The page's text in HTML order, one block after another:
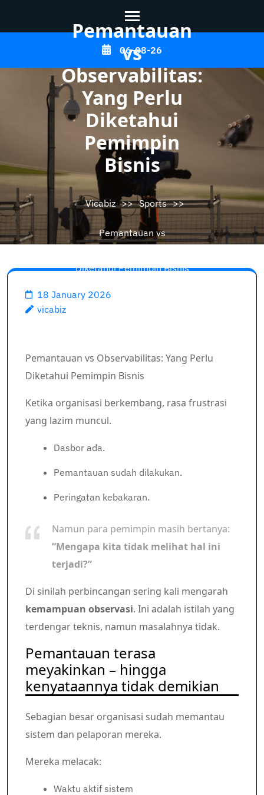
06-08-26
Pemantauan
vs
Observabilitas:
Yang Perlu
Diketahui
Pemimpin
Bisnis
Vicabiz >> Sports >>
Pemantauan vs
Diketahui Pemimpin Bisnis
18 January 2026
vicabiz
Pemantauan vs Observabilitas: Yang Perlu
Diketahui Pemimpin Bisnis
Ketika organisasi berkembang, rasa frustrasi
yang lazim muncul.
Dasbor ada.
Pemantauan sudah dilakukan.
Peringatan kebakaran.
Namun para pemimpin masih bertanya:
“Mengapa kita tidak melihat hal ini
terjadi?”
Di sinilah perbincangan sering kali mengarah
kemampuan observasi. Ini adalah istilah yang
terdengar teknis, namun masalahnya tidak.
Pemantauan terasa
meyakinkan – hingga
kenyataannya tidak demikian
Sebagian besar organisasi sudah memantau
sistem dan pelaporan mereka.
Mereka melacak:
Waktu aktif sistem